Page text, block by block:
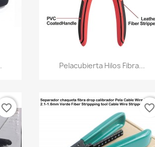
Vista rápida
Pelacubierta Hilos Fibra...
favorite_border favorite_border